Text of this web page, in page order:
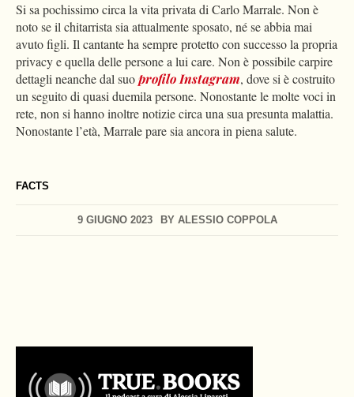
FACTS
9 GIUGNO 2023 BY ALESSIO COPPOLA
Si sa pochissimo circa la vita privata di Carlo Marrale. Non è
noto se il chitarrista sia attualmente sposato, né se abbia mai
avuto figli. Il cantante ha sempre protetto con successo la propria
privacy e quella delle persone a lui care. Non è possibile carpire
dettagli neanche dal suoprofilo Instagram, dove si è costruito
un seguito di quasi duemila persone. Nonostante le molte voci in
rete, non si hanno inoltre notizie circa una sua presunta malattia.
Nonostante l’età, Marrale pare sia ancora in piena salute.